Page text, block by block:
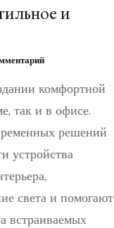
и
к
Встраиваемые
стильное
и
освещение
комфортной
так и в офисе.
решений
устройства
света и помогают
встраиваемых